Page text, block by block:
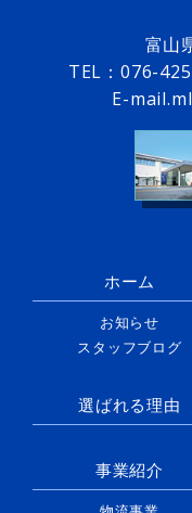
富山
TEL： 076-
E-
ホーム
お知らせ
スタッフブログ
選ばれる理由
事業紹介